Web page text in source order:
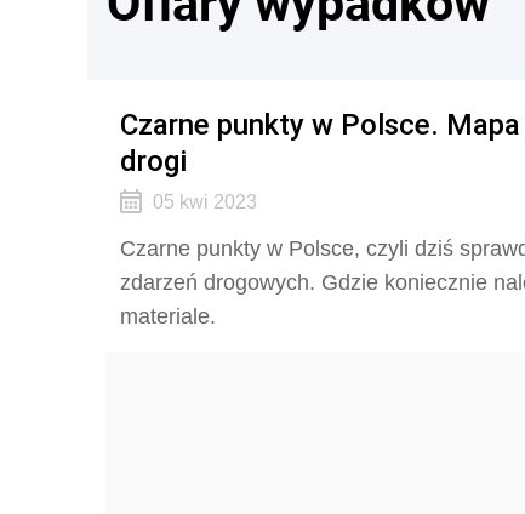
Czarne punkty w Polsce.
drogi
05 kwi 2023
Czarne punkty w Polsce, czyli dziś
zdarzeń drogowych. Gdzie koniecznie
materiale.